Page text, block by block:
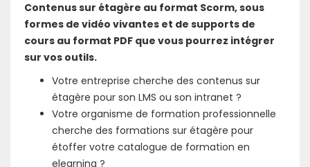
Contenus sur étagère au format Scorm, sous
formes de vidéo vivantes et de supports de
cours au format PDF que vous pourrez intégrer
sur vos outils.
Votre entreprise cherche des contenus sur
étagère pour son LMS ou son intranet ?
Votre organisme de formation professionnelle
cherche des formations sur étagère pour
étoffer votre catalogue de formation en
elearning ?